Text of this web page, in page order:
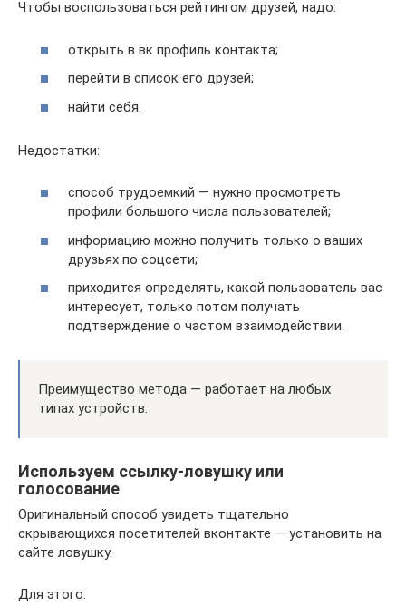
Чтобы воспользоваться рейтингом друзей, надо:
открыть в вк профиль контакта;
перейти в список его друзей;
найти себя.
Недостатки:
способ трудоемкий — нужно просмотреть
профили большого числа пользователей;
информацию можно получить только о ваших
друзьях по соцсети;
приходится определять, какой пользователь вас
интересует, только потом получать
подтверждение о частом взаимодействии.
Преимущество метода — работает на любых
типах устройств.
Используем ссылку-ловушку или
голосование
Оригинальный способ увидеть тщательно
скрывающихся посетителей вконтакте — установить на
сайте ловушку.
Для этого: